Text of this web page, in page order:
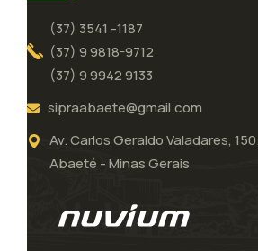
(37) 3541 -1187
(37) 9 9818-9712
(37) 9 9942 9133
sipraabaete@gmail.com
Av. Carlos Geraldo Valadares,
Abaeté - Minas Gerais